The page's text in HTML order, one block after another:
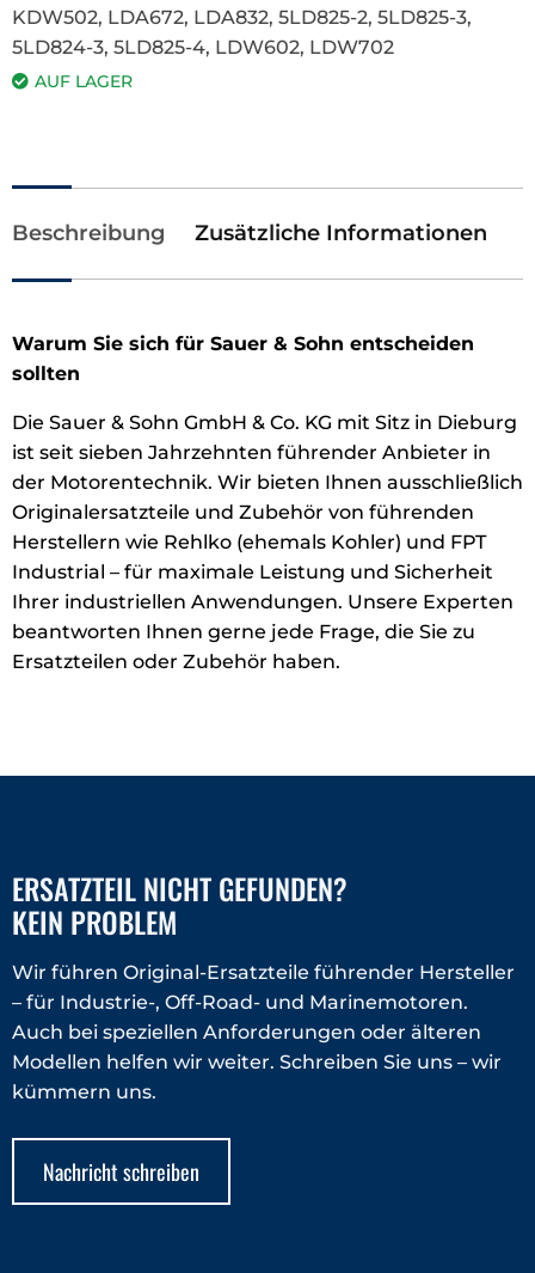
KDW502, LDA672, LDA832, 5LD825-2, 5LD825-3,
5LD824-3, 5LD825-4, LDW602, LDW702
AUF LAGER
Beschreibung Zusätzliche Informationen
Warum Sie sich für Sauer & Sohn entscheiden
sollten
Die Sauer & Sohn GmbH & Co. KG mit Sitz in Dieburg
ist seit sieben Jahrzehnten führender Anbieter in
der Motorentechnik. Wir bieten Ihnen ausschließlich
Originalersatzteile und Zubehör von führenden
Herstellern wie Rehlko (ehemals Kohler) und FPT
Industrial – für maximale Leistung und Sicherheit
Ihrer industriellen Anwendungen. Unsere Experten
beantworten Ihnen gerne jede Frage, die Sie zu
Ersatzteilen oder Zubehör haben.
ERSATZTEIL NICHT GEFUNDEN?
KEIN PROBLEM
Wir führen Original-Ersatzteile führender Hersteller
– für Industrie-, Off-Road- und Marinemotoren.
Auch bei speziellen Anforderungen oder älteren
Modellen helfen wir weiter. Schreiben Sie uns – wir
kümmern uns.
Nachricht schreiben